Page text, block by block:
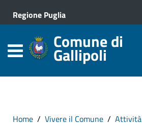
Regione Puglia
Comune di
Gallipoli
Home Vivere il Comune Attività